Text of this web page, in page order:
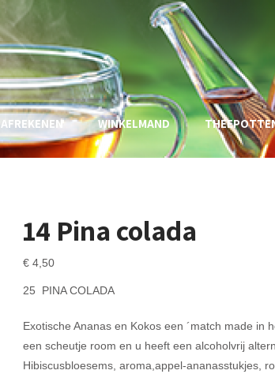
AFREKENEN WINKELMAND
14 Pina colada
€ 4,50
25 PINA COLADA
Exotische Ananas en Kokos een ´match made in
een scheutje room en u heeft een alcoholvrij
Hibiscusbloesems, aroma,appel-ananasstukjes,